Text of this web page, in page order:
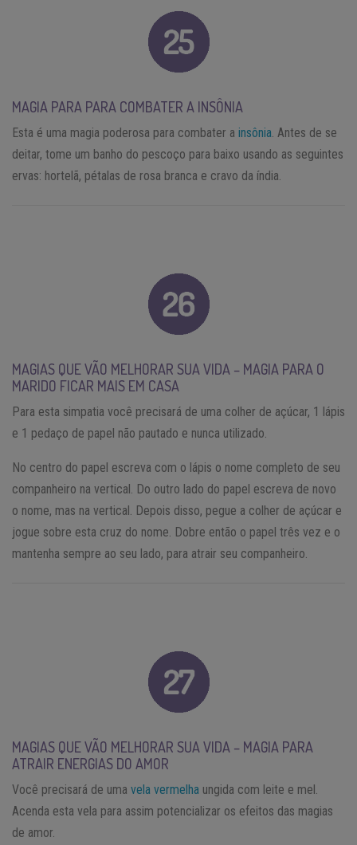
MAGIA PARA PARA COMBATER A INSÔNIA
Esta é uma magia poderosa para combater a insônia . Antes de se
deitar, tome um banho do pescoço para baixo usando as seguintes
ervas: hortelã, pétalas de rosa branca e cravo da índia.
MAGIAS QUE VÃO MELHORAR SUA VIDA – MAGIA PARA O
MARIDO FICAR MAIS EM CASA
Para esta simpatia você precisará de uma colher de açúcar, 1 lápis
e 1 pedaço de papel não pautado e nunca utilizado.
No centro do papel escreva com o lápis o nome completo de seu
companheiro na vertical. Do outro lado do papel escreva de novo
o nome, mas na vertical. Depois disso, pegue a colher de açúcar e
jogue sobre esta cruz do nome. Dobre então o papel três vez e o
mantenha sempre ao seu lado, para atrair seu companheiro.
MAGIAS QUE VÃO MELHORAR SUA VIDA – MAGIA PARA
ATRAIR ENERGIAS DO AMOR
Você precisará de uma vela vermelha ungida com leite e mel.
Acenda esta vela para assim potencializar os efeitos das magias
de amor.